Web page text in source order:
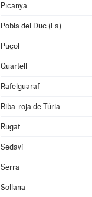
Picanya
Pobla del Duc (La)
Puçol
Quartell
Rafelguaraf
Riba-roja de Túria
Rugat
Sedaví
Serra
Sollana